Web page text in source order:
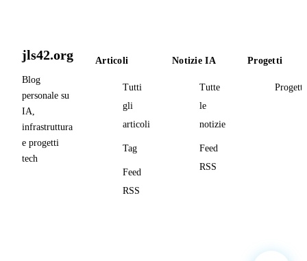
jls42.org
Blog
personale su
IA,
infrastruttura
e progetti
tech
Articoli
Tutti
gli
articoli
Tag
Feed
RSS
Notizie IA
Tutte
le
notizie
Feed
RSS
Progetti
Progetti